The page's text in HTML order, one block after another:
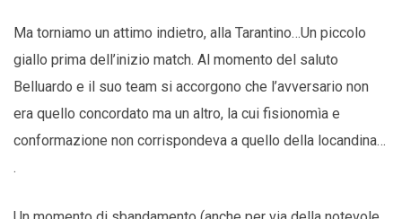
Ma torniamo un attimo indietro, alla Tarantino…Un piccolo
giallo prima dell’inizio match. Al momento del saluto
Belluardo e il suo team si accorgono che l’avversario non
era quello concordato ma un altro, la cui fisionomìa e
conformazione non corrispondeva a quello della locandina…
.